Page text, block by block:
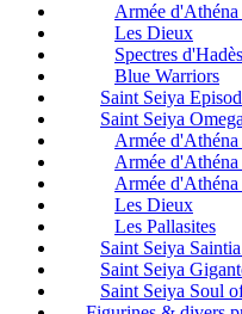
Armée
Les Dieux
Spectres d'Hadès
Blue Warriors
Saint Seiya
Saint Seiya Omega
Armée
Armée
Armée
Les Dieux
Les Pallasites
Saint Seiya
Saint Seiya
Saint Seiya Soul